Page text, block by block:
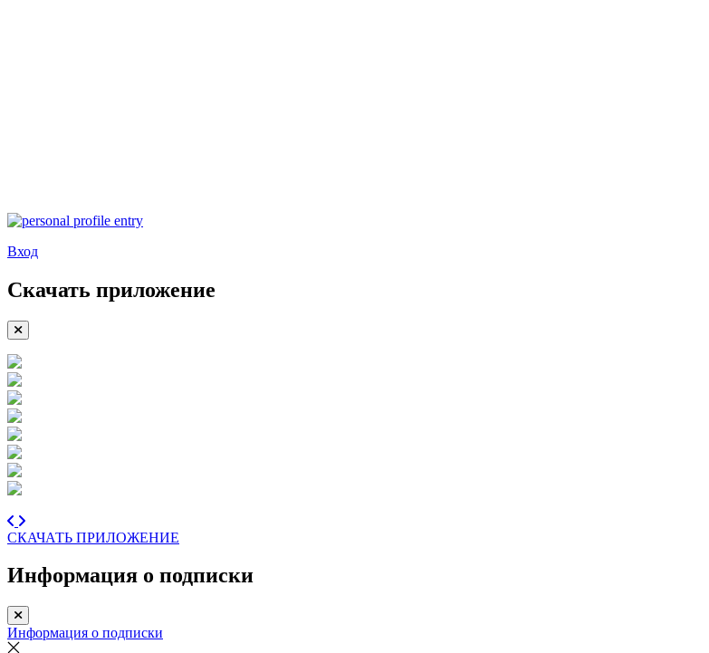
Вход
Скачать приложение
СКАЧАТЬ ПРИЛОЖЕНИЕ
Информация о подписки
Информация о подписки